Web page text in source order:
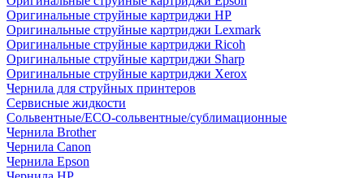
Оригинальные струйные картриджи HP
Оригинальные струйные картриджи Lexmark
Оригинальные струйные картриджи Ricoh
Оригинальные струйные картриджи Sharp
Оригинальные струйные картриджи Xerox
Чернила для струйных принтеров
Сервисные жидкости
Сольвентные/ECO-сольвентные/сублимационные
Чернила Brother
Чернила Canon
Чернила Epson